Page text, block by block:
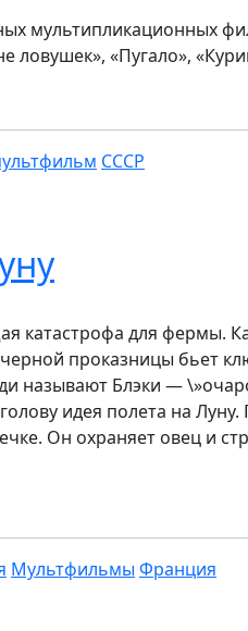
мультипликационных
ловушек», «Пугало»,
СССР
катастрофа для фермы.
проказницы бьет
называют Блэки —
идея полета на
Он охраняет овец и
Мультфильмы Франция